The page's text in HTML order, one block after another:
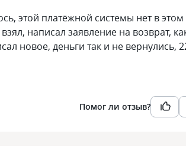
этой платёжной системы нет в этом
написал заявление на возврат,
новое, деньги так и не вернулись,
Помог ли отзыв?